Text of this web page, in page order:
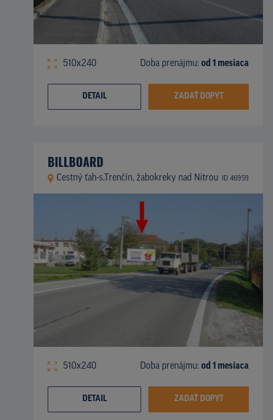
510x240 Doba prenájmu: od 1 mesiaca
DETAIL ZADAŤ DOPYT
BILLBOARD
Cestný ťah-s.Trenčín, žabokreky nad Nitrou ID 46959
510x240 Doba prenájmu: od 1 mesiaca
DETAIL ZADAŤ DOPYT